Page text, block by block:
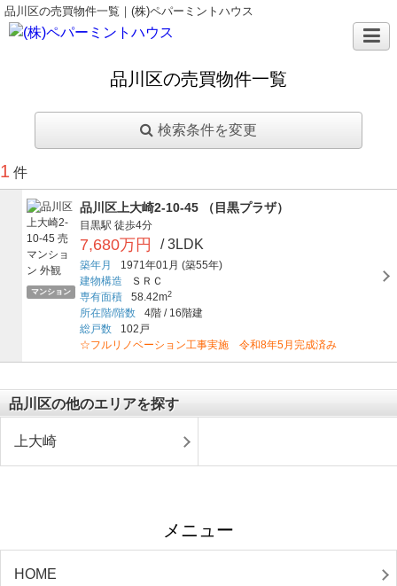
品川区の売買物件一覧｜(株)ペパーミントハウス
品川区の売買物件一覧
検索条件を変更
1 件
マンション
品川区上大崎2-10-45 （目黒プラザ）
目黒駅 徒歩4分
7,680万円 / 3LDK
築年月 1971年01月 (築55年)
建物構造
ＳＲＣ
専有面積
58.42m2
所在階/階数 4階 /16階建
総戸数
102戸
☆フルリノベーション工事実施 令和8年5月完成済み
品川区の他のエリアを探す
上大崎
メニュー
HOME